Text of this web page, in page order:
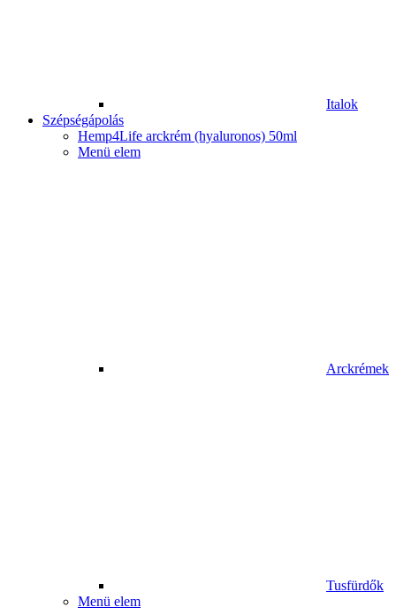
Italok
Szépségápolás
Hemp4Life arckrém (hyaluronos) 50ml
Menü elem
Arckrémek
Tusfürdők
Menü elem